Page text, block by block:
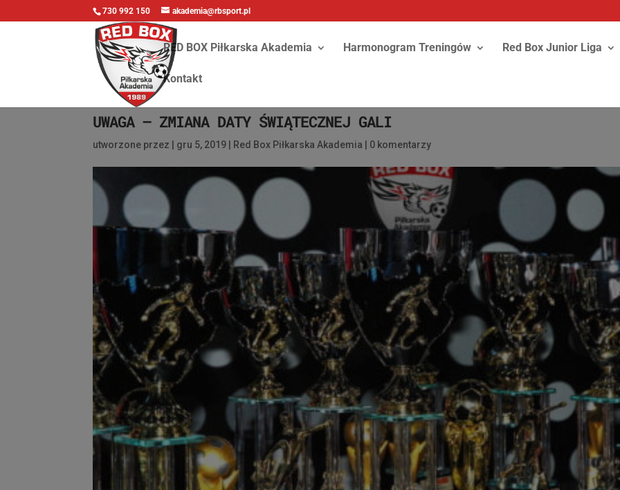
730 992 150 akademia@rbsport.pl
RED BOX Piłkarska Akademia Harmonogram Treningów Red Box Junior Liga
Kontakt
UWAGA – ZMIANA DATY ŚWIĄTECZNEJ GALI
utworzone przez gru 5, 2019 Red Box Piłkarska Akademia 0 komentarzy